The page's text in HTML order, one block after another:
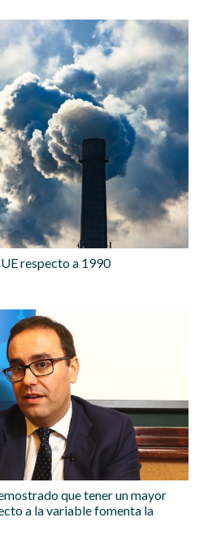
respecto a 1990
que tener un mayor
a la variable fomenta la